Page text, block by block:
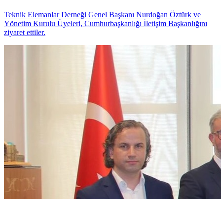
Teknik Elemanlar Derneği Genel Başkanı Nurdoğan Öztürk ve
Yönetim Kurulu Üyeleri, Cumhurbaşkanlığı İletişim Başkanlığını
ziyaret ettiler.